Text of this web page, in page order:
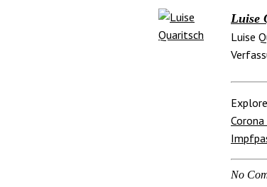
Luise
Luise
No